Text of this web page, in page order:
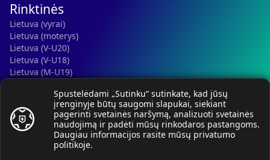
Spustelėdami „Sutinku“ sutinkate, kad jūsų
įrenginyje būtų saugomi slapukai, siekiant
pagerinti svetainės naršymą, analizuoti svetainės
naudojimą ir padėti mūsų rinkodaros pastangoms.
Daugiau informacijos rasite mūsų privatumo
politikoje.
Rinktinės
Lietuva (vyrai)
Lietuva (moterys)
Lietuva (V-U20)
Lietuva (V-U18)
Lietuva (M-U19)
Lietuva (M-U16)